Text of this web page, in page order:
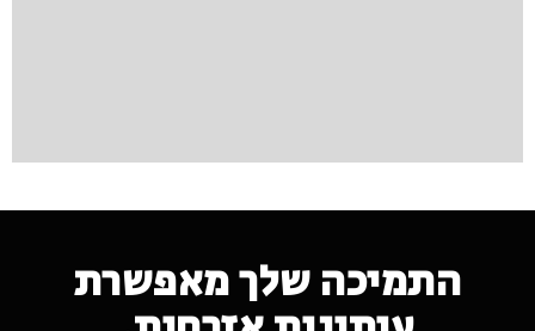
התמיכה שלך מאפשרת